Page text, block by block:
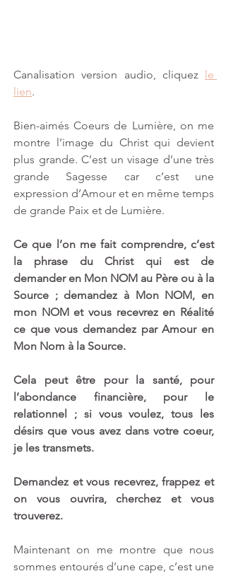
Canalisation version audio, cliquez
le
lien.
Bien-aimés Coeurs de Lumière, on me
montre l’image du Christ qui devient
plus grande. C’est un visage d’une très
grande Sagesse car c’est une
expression d’Amour et en même temps
de grande Paix et de Lumière.
Ce que l’on me fait comprendre, c’est
la phrase du Christ qui est de
demander en Mon NOM au Père ou à la
Source ; demandez à Mon NOM, en
mon NOM et vous recevrez en Réalité
ce que vous demandez par Amour en
Mon Nom à la Source.
Cela peut être pour la santé, pour
l’abondance financière, pour le
relationnel ; si vous voulez, tous les
désirs que vous avez dans votre coeur,
je les transmets.
Demandez et vous recevrez, frappez et
on vous ouvrira, cherchez et vous
trouverez.
Maintenant on me montre que nous
sommes entourés d’une cape, c’est une